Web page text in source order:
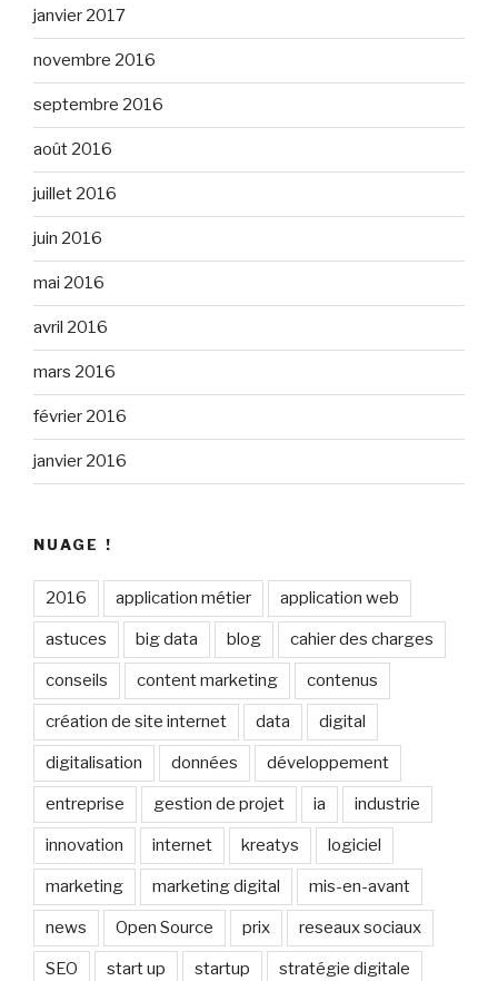
janvier 2017
novembre 2016
septembre 2016
août 2016
juillet 2016
juin 2016
mai 2016
avril 2016
mars 2016
février 2016
janvier 2016
NUAGE !
2016 application métier application web
astuces big data blog cahier des charges
conseils content marketing contenus
création de site internet data digital
digitalisation données développement
entreprise gestion de projet ia industrie
innovation internet kreatys logiciel
marketing marketing digital mis-en-avant
news Open Source prix reseaux sociaux
SEO start up startup stratégie digitale